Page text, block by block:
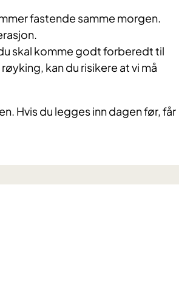
fastende samme morgen.
skal komme godt forberedt til
kan du risikere at vi må
Hvis du legges inn dagen før, får